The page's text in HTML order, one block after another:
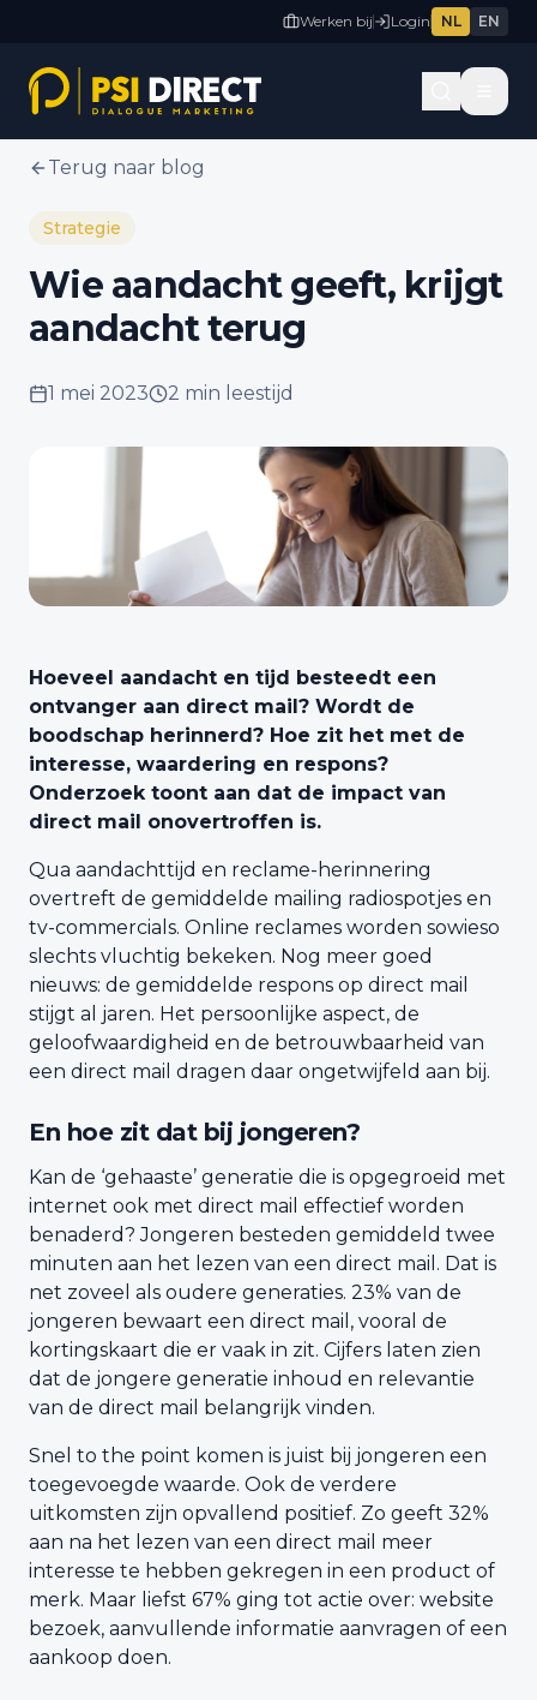
Werken bij Login NL EN
Terug naar blog
Strategie
Wie aandacht geeft, krijgt
aandacht terug
1 mei 2023 2 min leestijd
Hoeveel aandacht en tijd besteedt een
ontvanger aan direct mail? Wordt de
boodschap herinnerd? Hoe zit het met de
interesse, waardering en respons?
Onderzoek toont aan dat de impact van
direct mail onovertroffen is.
Qua aandachttijd en reclame-herinnering
overtreft de gemiddelde mailing radiospotjes en
tv-commercials. Online reclames worden sowieso
slechts vluchtig bekeken. Nog meer goed
nieuws: de gemiddelde respons op direct mail
stijgt al jaren. Het persoonlijke aspect, de
geloofwaardigheid en de betrouwbaarheid van
een direct mail dragen daar ongetwijfeld aan bij.
En hoe zit dat bij jongeren?
Kan de ‘gehaaste’ generatie die is opgegroeid met
internet ook met direct mail effectief worden
benaderd? Jongeren besteden gemiddeld twee
minuten aan het lezen van een direct mail. Dat is
net zoveel als oudere generaties. 23% van de
jongeren bewaart een direct mail, vooral de
kortingskaart die er vaak in zit. Cijfers laten zien
dat de jongere generatie inhoud en relevantie
van de direct mail belangrijk vinden.
Snel to the point komen is juist bij jongeren een
toegevoegde waarde. Ook de verdere
uitkomsten zijn opvallend positief. Zo geeft 32%
aan na het lezen van een direct mail meer
interesse te hebben gekregen in een product of
merk. Maar liefst 67% ging tot actie over: website
bezoek, aanvullende informatie aanvragen of een
aankoop doen.